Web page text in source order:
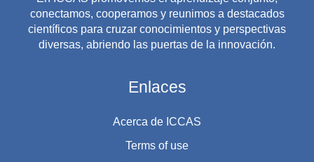
conectamos, cooperamos y reunimos a destacados
científicos para cruzar conocimientos y perspectivas
diversas, abriendo las puertas de la innovación.
Enlaces
Acerca de ICCAS
Terms of use